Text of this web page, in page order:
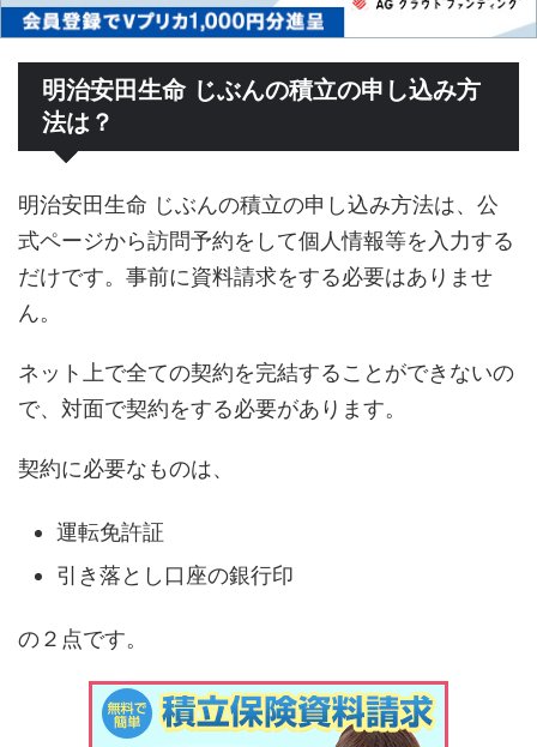
明治安田生命 じぶんの積立の申し込み方
法は？
明治安田生命 じぶんの積立の申し込み方法は、公
式ページから訪問予約をして個人情報等を入力する
だけです。事前に資料請求をする必要はありませ
ん。
ネット上で全ての契約を完結することができないの
で、対面で契約をする必要があります。
契約に必要なものは、
運転免許証
引き落とし口座の銀行印
の２点です。